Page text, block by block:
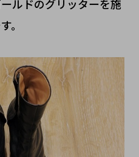
ルドのグリッターを施
。